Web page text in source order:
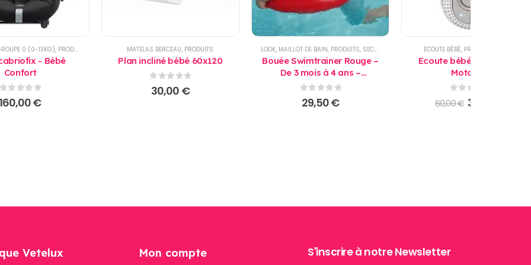
0 (0-13KG), PRODUITS
- Bébé
Confort
0sur 5
160,00€
MATELAS BERCEAU, PRODUITS
Plan incliné bébé 60x120
0sur 5
30,00 €
LOOK, MAILLOT DE BAIN, PRODUITS, SECURITE SECURITE BAIGNADE
Bouée Swimtrainer Rouge –
De 3 mois à 4 ans –
Apprentissage de la nage
0sur 5
29,50€
ECOUTE BÉBÉ, PRODUITS
Ecoute bébé wifi MBP162
Motorola
sur 5
60,00€ Le36,00
Vetelux Mon compte S'inscrire à notre Newsletter